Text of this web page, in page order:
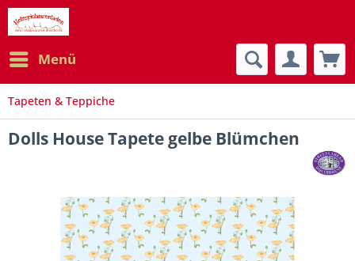
Menü
Tapeten & Teppiche
Dolls House Tapete gelbe Blümchen